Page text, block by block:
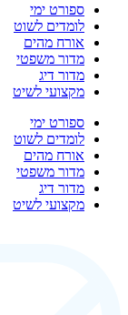
ספורט ימי
לומדים לשוט
אורח מהים
מדור משפטי
מדור דיג
מקצועי לשיט
ספורט ימי
לומדים לשוט
אורח מהים
מדור משפטי
מדור דיג
מקצועי לשיט